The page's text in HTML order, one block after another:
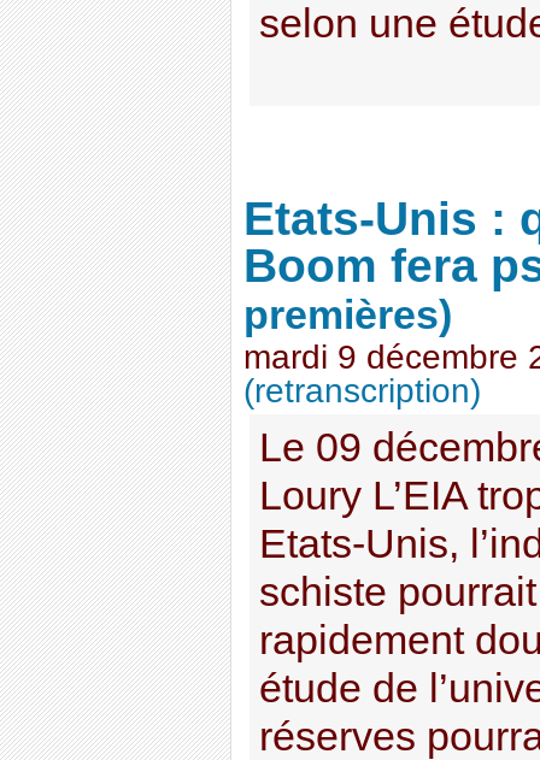
selon une
Etats-Unis :
Boom fera
premières)
mardi 9 décembre
(retranscription)
Le 09
Loury L’EIA
Etats-Unis,
schiste
rapidement
étude de
réserves